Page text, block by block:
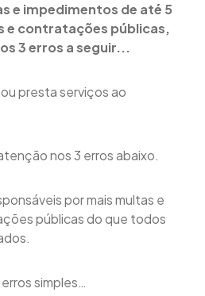
e impedimentos de até 5
e contratações públicas,
3 erros a seguir...
presta serviços ao
nos 3 erros abaixo.
por mais multas e
públicas do que todos
simples…